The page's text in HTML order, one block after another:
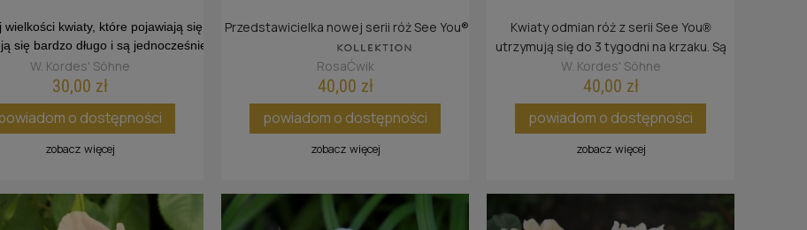
wielkości kwiaty, które pojawiają się w bogatych baldachach,
się bardzo długo i są jednocześnie odporne na deszcz i ciepło.
W. Kordes' Söhne
30,00 zł
o dostępności
zobacz więcej
Przedstawicielka nowej serii róż See You®
RosaĆwik
40,00 zł
powiadom o dostępności
zobacz więcej
Kwiaty odmian róż z serii See You®
utrzymują się do 3 tygodni na krzaku. Są
bardzo odporne na deszcz oraz słońce.
W. Kordes' Söhne
40,00 zł
powiadom o dostępności
zobacz więcej